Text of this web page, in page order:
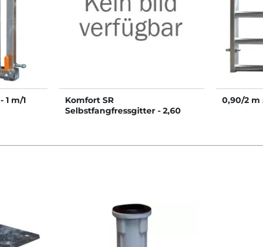
1 m/1
Komfort SR
Selbstfangfressgitter - 2,60
0,90/2 m